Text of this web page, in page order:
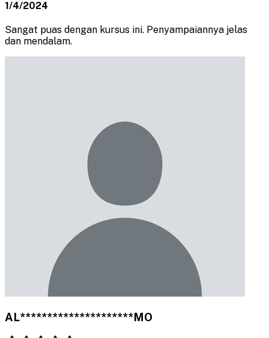
1/4/2024
Sangat puas dengan kursus ini. Penyampaiannya jelas
dan mendalam.
AL*********************MO